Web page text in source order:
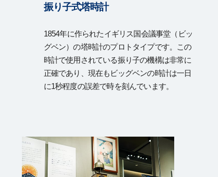
振り子式塔時計
1854年に作られたイギリス国会議事堂（ビッ
グベン）の塔時計のプロトタイプです。この
時計で使用されている振り子の機構は非常に
正確であり、現在もビッグベンの時計は一日
に1秒程度の誤差で時を刻んでいます。